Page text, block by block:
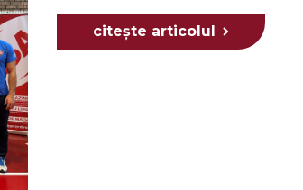
citește articolul